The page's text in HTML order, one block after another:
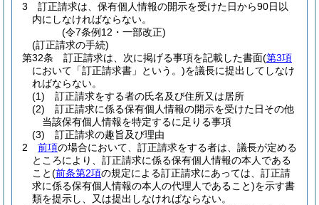
3
訂正請求は、保有個人情報の開示を受けた日から90日以
内にしなければならない。
(令7条例12・一部改正)
(訂正請求の手続)
第32条
訂正請求は、次に掲げる事項を記載した書面(第3項
において「訂正請求書」という。)を議長に提出してしなけ
ればならない。
(1)
訂正請求をする者の氏名及び住所又は居所
(2)
訂正請求に係る保有個人情報の開示を受けた日その他
当該保有個人情報を特定するに足りる事項
(3)
訂正請求の趣旨及び理由
2
前項の場合において、訂正請求をする者は、議長が定める
ところにより、訂正請求に係る保有個人情報の本人である
こと(前条第2項の規定による訂正請求にあっては、訂正請
求に係る保有個人情報の本人の代理人であること)を示す書
類を提示し、又は提出しなければならない。